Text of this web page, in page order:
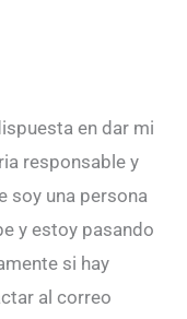
en dar mi
responsable y
soy una persona
y estoy pasando
si hay
al correo